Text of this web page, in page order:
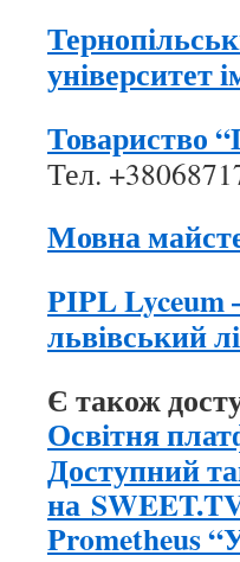
університет
Товариство
Тел.
Мовна
PIPL Lyceum
львівський
Є також
Освітня
Доступний
на
Prometheus